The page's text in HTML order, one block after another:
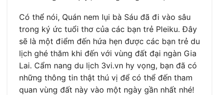
Có thể nói, Quán nem lụi bà Sáu đã đi vào sâu
trong ký ức tuổi thơ của các bạn trẻ Pleiku. Đây
sẽ là một điểm đến hứa hẹn được các bạn trẻ du
lịch ghé thăm khi đến với vùng đất đại ngàn Gia
Lai. Cẩm nang du lịch 3vi.vn hy vọng, bạn đã có
những thông tin thật thú vị để có thể đến tham
quan vùng đất này vào một ngày gần nhất nhé!